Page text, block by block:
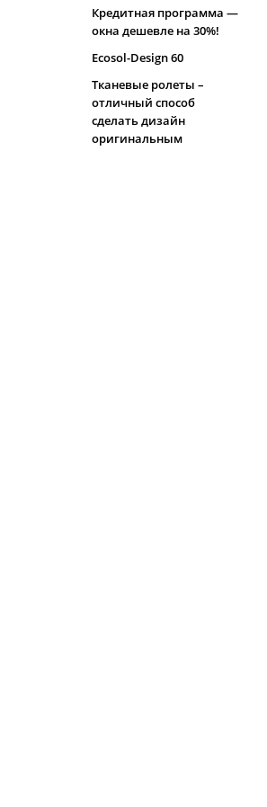
Кредитная программа —
окна дешевле на 30%!
Ecosol-Design 60
Тканевые ролеты –
отличный способ
сделать дизайн
оригинальным